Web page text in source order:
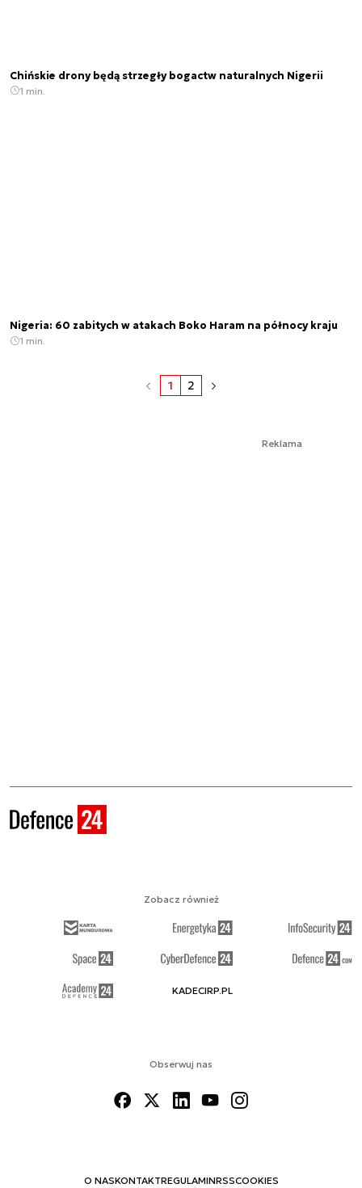
Chińskie drony będą strzegły bogactw naturalnych Nigerii
1 min.
Nigeria: 60 zabitych w atakach Boko Haram na północy kraju
1 min.
1 2
Reklama
Obserwuj nas
O NASKONTAKTREGULAMINRSSCOOKIES
Zobacz również
KADECIRP.PL